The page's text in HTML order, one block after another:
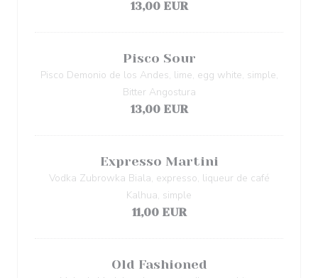
13,00 EUR
Pisco Sour
Pisco Demonio de los Andes, lime, egg white, simple,
Bitter Angostura
13,00 EUR
Expresso Martini
Vodka Zubrowka Biala, expresso, liqueur de café
Kalhua, simple
11,00 EUR
Old Fashioned